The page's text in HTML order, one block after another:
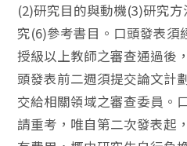
(2)研究目的與動機(3)研究
究(6)參考書目。口頭發表須
授級以上教師之審查通過後
頭發表前二週須提交論文計
交給相關領域之審查委員。
請重考，唯自第二次發表起